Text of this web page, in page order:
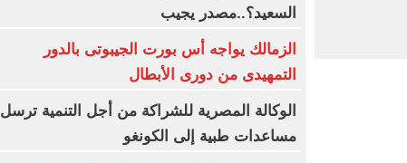
السعيد؟..مصدر يجيب
الزمالك يواجه أس بورت الجيبوتى بالدور
التمهيدى من دورى الأبطال
الوكالة المصرية للشراكة من أجل التنمية ترسل
مساعدات طبية إلى الكونغو